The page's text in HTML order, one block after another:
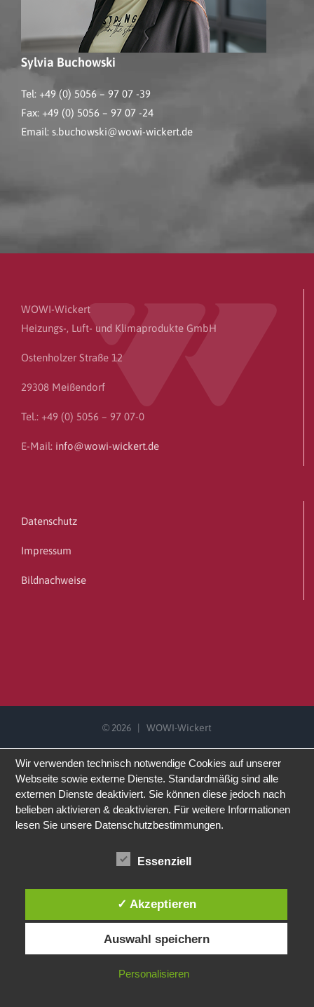
Sylvia Buchowski
Tel: +49 (0) 5056 – 97 07 -39
Fax: +49 (0) 5056 – 97 07 -24
Email: s.buchowski@wowi-wickert.de
WOWI-Wickert
Heizungs-, Luft- und Klimaprodukte GmbH
Ostenholzer Straße 12
29308 Meißendorf
Tel.: +49 (0) 5056 – 97 07-0
E-Mail: info@wowi-wickert.de
Datenschutz
Impressum
Bildnachweise
© 2026 | WOWI-Wickert
Wir verwenden technisch notwendige Cookies auf unserer
Webseite sowie externe Dienste. Standardmäßig sind alle
externen Dienste deaktiviert. Sie können diese jedoch nach
belieben aktivieren & deaktivieren. Für weitere Informationen
lesen Sie unsere Datenschutzbestimmungen.
Essenziell
✓ Akzeptieren
Auswahl speichern
Personalisieren